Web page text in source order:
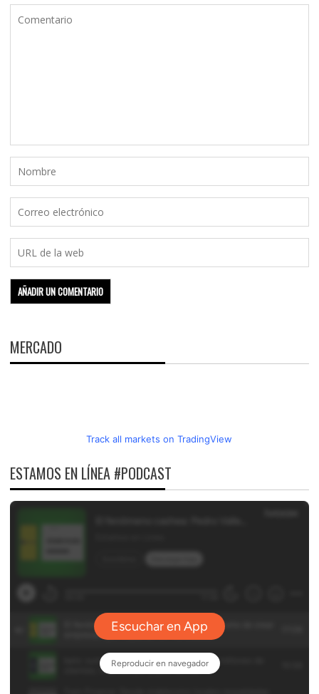
MERCADO
Track all markets on TradingView
ESTAMOS EN LÍNEA #PODCAST